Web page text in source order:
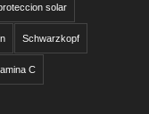
solar
Schwarzkopf
C